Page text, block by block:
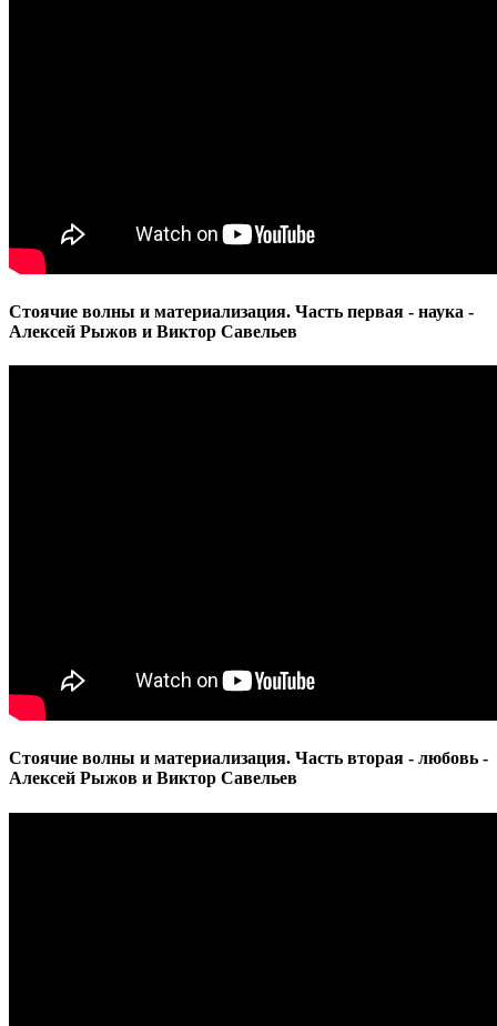
Стоячие волны и материализация. Часть первая - наука -
Алексей Рыжов и Виктор Савельев
Стоячие волны и материализация. Часть вторая - любовь -
Алексей Рыжов и Виктор Савельев